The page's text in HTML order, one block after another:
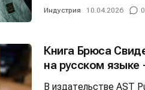
Индустрия 10.04.2026 0
Книга Брюса
на русском
В издательстве AST